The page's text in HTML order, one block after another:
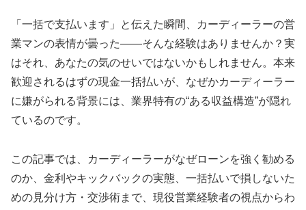
「一括で支払います」と伝えた瞬間、カーディーラーの営
業マンの表情が曇った――そんな経験はありませんか？実
はそれ、あなたの気のせいではないかもしれません。本来
歓迎されるはずの現金一括払いが、なぜかカーディーラー
に嫌がられる背景には、業界特有の“ある収益構造”が隠れ
ているのです。
この記事では、カーディーラーがなぜローンを強く勧める
のか、金利やキックバックの実態、一括払いで損しないた
めの見分け方・交渉術まで、現役営業経験者の視点からわ